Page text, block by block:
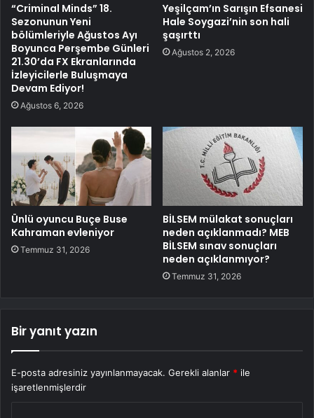
“Criminal Minds” 18.
Sezonunun Yeni
bölümleriyle Ağustos Ayı
Boyunca Perşembe Günleri
21.30’da FX Ekranlarında
İzleyicilerle Buluşmaya
Devam Ediyor!
Ağustos 6, 2026
Yeşilçam’ın Sarışın Efsanesi
Hale Soygazi’nin son hali
şaşırttı
Ağustos 2, 2026
Ünlü oyuncu Buçe Buse
Kahraman evleniyor
Temmuz 31, 2026
BİLSEM mülakat sonuçları
neden açıklanmadı? MEB
BİLSEM sınav sonuçları
neden açıklanmıyor?
Temmuz 31, 2026
Bir yanıt yazın
E-posta adresiniz yayınlanmayacak. Gerekli alanlar * ile
işaretlenmişlerdir